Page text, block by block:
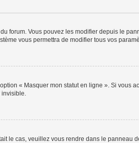
forum. Vous pouvez les modifier depuis le
vous permettra de modifier tous vos
« Masquer mon statut en ligne ». Si vous
invisible.
le cas, veuillez vous rendre dans le